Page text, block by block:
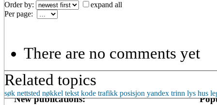
Order by:
expand all
Per page:
There are no comments yet
Related topics
søk nettsted nøkkel tekst kode trafikk posisjon yandex trinn lys hus
New publications: